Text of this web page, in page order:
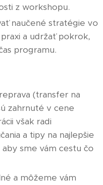
z workshopu.
naučené stratégie vo
a udržať pokrok,
programu.
(transfer na
zahrnuté v cene
však radi
a tipy na najlepšie
sme vám cestu čo
a môžeme vám